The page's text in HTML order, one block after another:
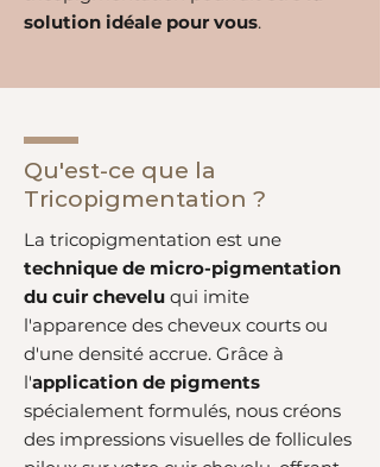
solution idéale pour vous.
Qu'est-ce que la
Tricopigmentation ?
La tricopigmentation est une
technique de micro-pigmentation
du cuir chevelu qui imite
l'apparence des cheveux courts ou
d'une densité accrue. Grâce à
l'application de pigments
spécialement formulés, nous créons
des impressions visuelles de follicules